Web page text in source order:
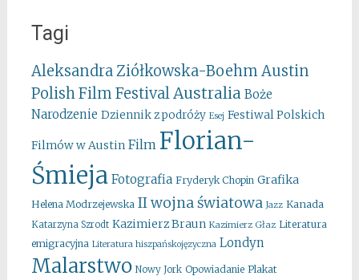
Tagi
Aleksandra Ziółkowska-Boehm Austin
Polish Film FestivalAustralia Boże
Narodzenie Dziennik z podróży Esej Festiwal Polskich
Filmów w Austin Film Florian-
Śmieja Fotografia Fryderyk Chopin Grafika
Helena Modrzejewska II wojna światowa Jazz Kanada
Katarzyna Szrodt Kazimierz Braun Kazimierz Głaz Literatura
emigracyjna Literatura hiszpańskojęzyczna Londyn
Malarstwo Nowy Jork Opowiadanie Plakat